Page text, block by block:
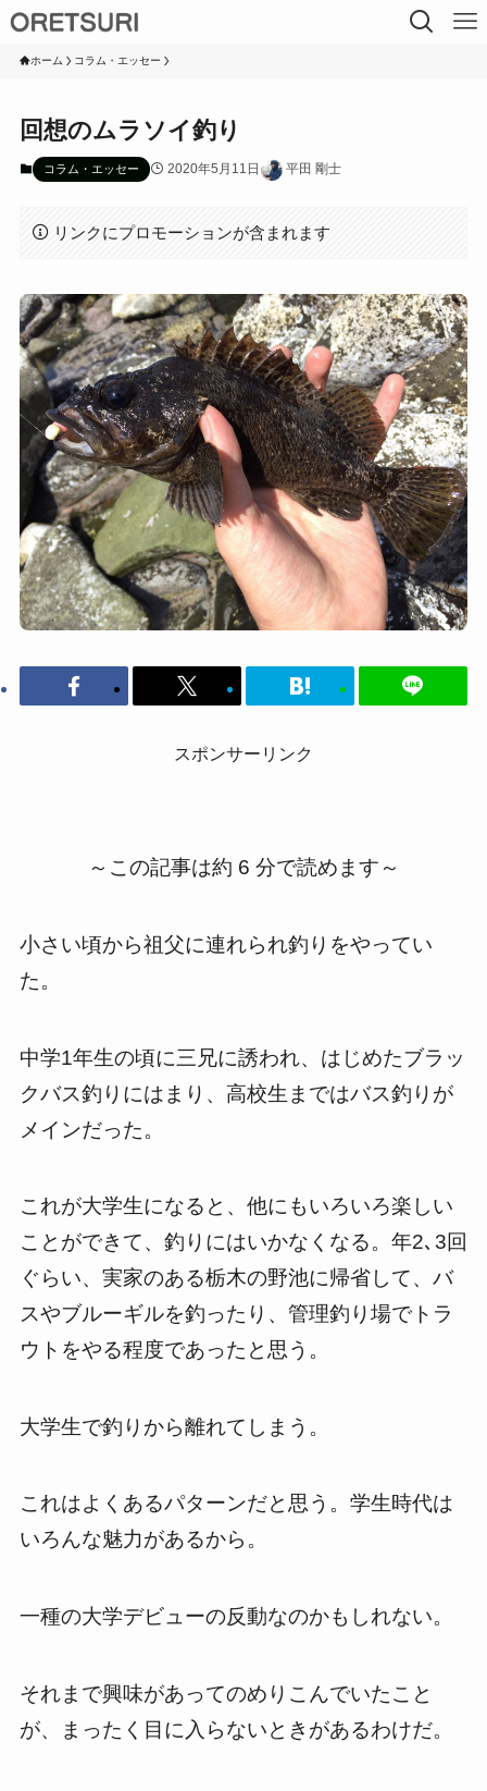
ホーム コラム・エッセー
回想のムラソイ釣り
コラム・エッセー 2020年5月11日 平田 剛士
リンクにプロモーションが含まれます
スポンサーリンク
～この記事は約 6 分で読めます～
小さい頃から祖父に連れられ釣りをやってい
た。
中学1年生の頃に三兄に誘われ、はじめたブラッ
クバス釣りにはまり、高校生まではバス釣りが
メインだった。
これが大学生になると、他にもいろいろ楽しい
ことができて、釣りにはいかなくなる。年2､3回
ぐらい、実家のある栃木の野池に帰省して、バ
スやブルーギルを釣ったり、管理釣り場でトラ
ウトをやる程度であったと思う。
大学生で釣りから離れてしまう。
これはよくあるパターンだと思う。学生時代は
いろんな魅力があるから。
一種の大学デビューの反動なのかもしれない。
それまで興味があってのめりこんでいたこと
が、まったく目に入らないときがあるわけだ。